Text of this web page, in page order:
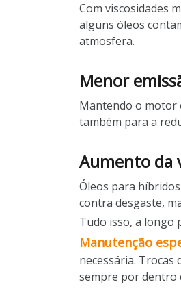
Com viscosidades
alguns óleos
atmosfera.
Menor
Mantendo o motor
também para a
Aumento da
Óleos para
contra desgaste,
Tudo isso, a longo
Manutenção
necessária.
sempre por dentro